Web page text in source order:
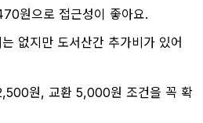
원으로 접근성이 좋아요.
없지만 도서산간 추가비가 있어
원, 교환 5,000원 조건을 꼭 확